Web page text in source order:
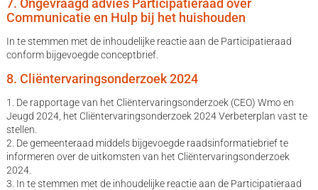
Communicatie en Hulp bij het huishouden
In te stemmen met de inhoudelijke reactie aan de Participatieraad
conform bijgevoegde conceptbrief.
8. Cliëntervaringsonderzoek 2024
1. De rapportage van het Cliëntervaringsonderzoek (CEO) Wmo en
Jeugd 2024, het Cliëntervaringsonderzoek 2024 Verbeterplan vast te
stellen.
2. De gemeenteraad middels bijgevoegde raadsinformatiebrief te
informeren over de uitkomsten van het Cliëntervaringsonderzoek
2024.
3. In te stemmen met de inhoudelijke reactie aan de Participatieraad